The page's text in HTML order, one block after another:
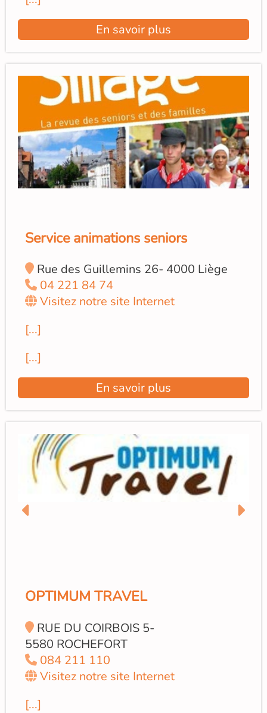
En savoir plus
Service animations seniors
Rue des Guillemins 26- 4000 Liège
04 221 84 74
Visitez notre site Internet
[...]
[...]
En savoir plus
OPTIMUM TRAVEL
RUE DU COIRBOIS 5-
5580 ROCHEFORT
084 211 110
Visitez notre site Internet
[...]